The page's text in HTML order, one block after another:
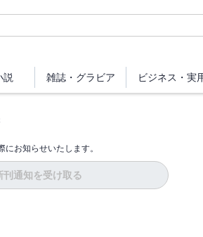
説 雑誌・ グラビア ビジネス ・実
お知らせいたします。
刊通知を受け取る